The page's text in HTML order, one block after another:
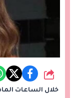
شارك
خلال الساعات